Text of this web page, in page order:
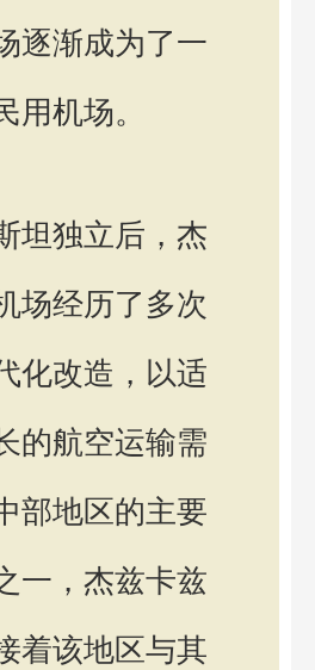
逐渐成为了一
用机场。
坦独立后，杰
场经历了多次
化改造，以适
的航空运输需
部地区的主要
一，杰兹卡兹
着该地区与其